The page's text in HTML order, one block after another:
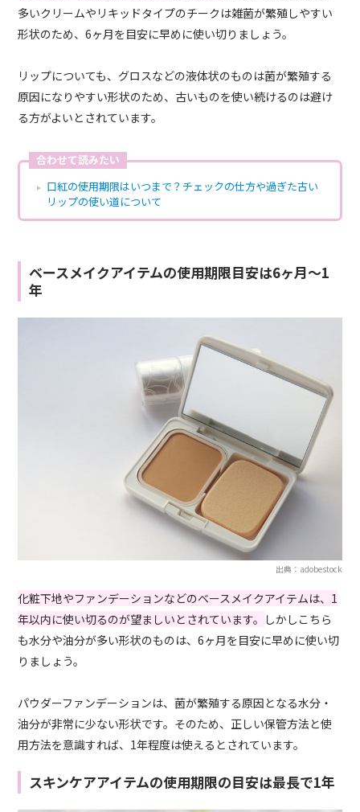
多いクリームやリキッドタイプのチークは雑菌が繁殖しやすい
形状のため、6ヶ月を目安に早めに使い切りましょう。
リップについても、グロスなどの液体状のものは菌が繁殖する
原因になりやすい形状のため、古いものを使い続けるのは避け
る方がよいとされています。
合わせて読みたい
口紅の使用期限はいつまで？チェックの仕方や過ぎた古い
リップの使い道について
ベースメイクアイテムの使用期限目安は6ヶ月〜1
年
出典：adobestock
化粧下地やファンデーションなどのベースメイクアイテムは、1
年以内に使い切るのが望ましいとされています。 しかしこちら
も水分や油分が多い形状のものは、6ヶ月を目安に早めに使い切
りましょう。
パウダーファンデーションは、菌が繁殖する原因となる水分・
油分が非常に少ない形状です。そのため、正しい保管方法と使
用方法を意識すれば、1年程度は使えるとされています。
スキンケアアイテムの使用期限の目安は最長で1年